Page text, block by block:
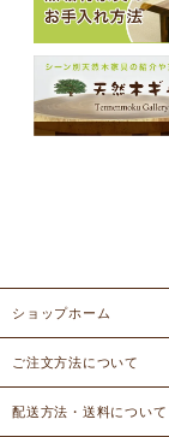
ショップホーム
ご注文方法について
配送方法・送料について